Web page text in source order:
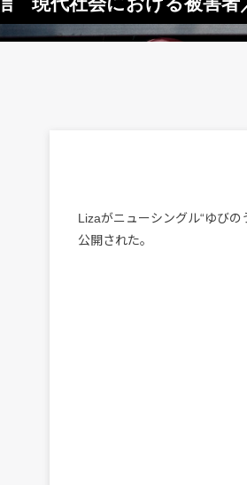
Lizaがニューシングル“ゆび
公開された。